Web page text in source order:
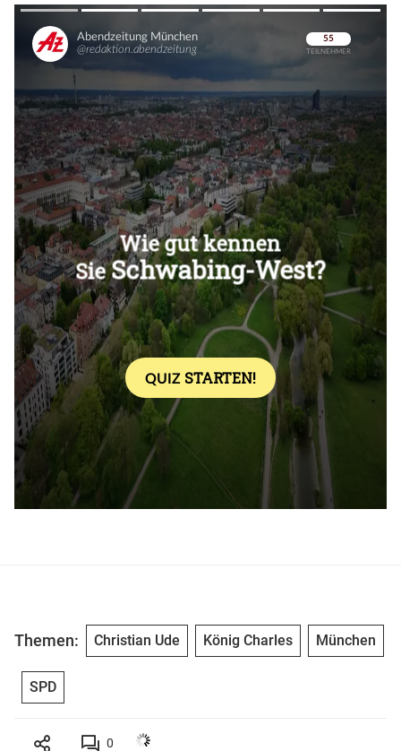
Überspringen
Überspringen
Themen: Christian Ude König Charles München
SPD
0